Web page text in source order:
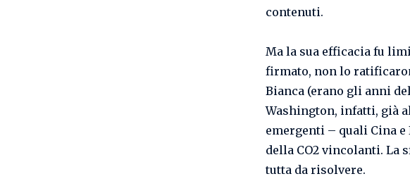
contenuti.
Ma la sua efficacia fu
firmato, non lo
Bianca (erano gli anni
Washington, infatti, già
emergenti – quali Cina
della CO2 vincolanti. La
tutta da risolvere.